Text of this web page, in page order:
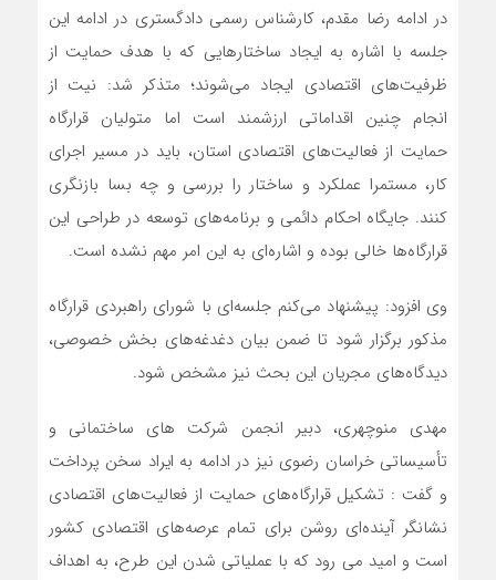
در ادامه رضا مقدم، کارشناس رسمی دادگستری در ادامه این
جلسه با اشاره به ایجاد ساختارهایی که با هدف حمایت از
ظرفیت‌های اقتصادی ایجاد می‌شوند؛ متذکر شد: نیت از
انجام چنین اقداماتی ارزشمند است اما متولیان قرارگاه
حمایت از فعالیت‌های اقتصادی استان، باید در مسیر اجرای
کار، مستمرا عملکرد و ساختار را بررسی و چه بسا بازنگری
کنند. جایگاه احکام دائمی و برنامه‌های توسعه در طراحی این
قرارگاه‌ها خالی بوده و اشاره‌ای به این امر مهم نشده است.
وی افزود: پیشنهاد می‌کنم جلسه‌ای با شورای راهبردی قرارگاه
مذکور برگزار شود تا ضمن بیان دغدغه‌های بخش خصوصی،
دیدگاه‌های مجریان این بحث نیز مشخص شود.
مهدی منوچهری، دبیر انجمن شرکت های ساختمانی و
تأسیساتی خراسان رضوی نیز در ادامه به ایراد سخن پرداخت
و گفت : تشکیل قرارگاه‌های حمایت از فعالیت‌های اقتصادی
نشانگر آینده‌ای روشن برای تمام عرصه‌های اقتصادی کشور
است و امید می رود که با عملیاتی شدن این طرح، به اهداف